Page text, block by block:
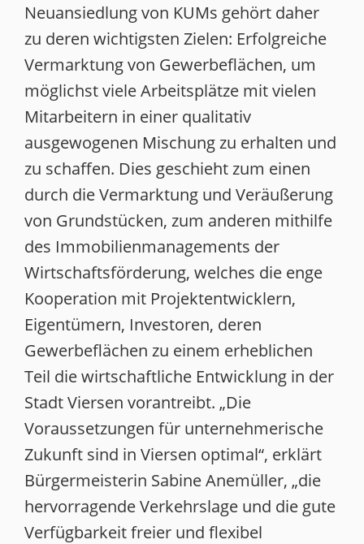
Neuansiedlung von KUMs gehört daher
zu deren wichtigsten Zielen: Erfolgreiche
Vermarktung von Gewerbeflächen, um
möglichst viele Arbeitsplätze mit vielen
Mitarbeitern in einer qualitativ
ausgewogenen Mischung zu erhalten und
zu schaffen. Dies geschieht zum einen
durch die Vermarktung und Veräußerung
von Grundstücken, zum anderen mithilfe
des Immobilienmanagements der
Wirtschaftsförderung, welches die enge
Kooperation mit Projektentwicklern,
Eigentümern, Investoren, deren
Gewerbeflächen zu einem erheblichen
Teil die wirtschaftliche Entwicklung in der
Stadt Viersen vorantreibt. „Die
Voraussetzungen für unternehmerische
Zukunft sind in Viersen optimal“, erklärt
Bürgermeisterin Sabine Anemüller, „die
hervorragende Verkehrslage und die gute
Verfügbarkeit freier und flexibel